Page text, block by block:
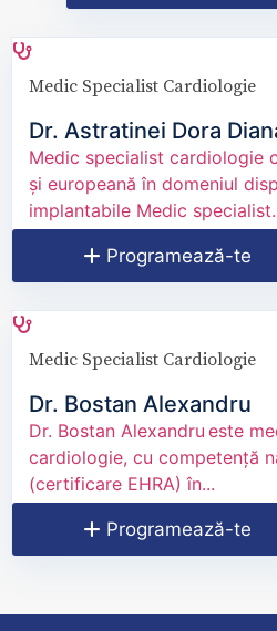
Medic Specialist Cardiologie
Dr. Astratinei Dora
Medic specialist cardiologie
și europeană în domeniul
implantabile Medic
Programează-te
Medic Specialist Cardiologie
Dr. Bostan Alexandru
Dr. Bostan Alexandru este
cardiologie, cu competență
(certificare EHRA) în...
Programează-te